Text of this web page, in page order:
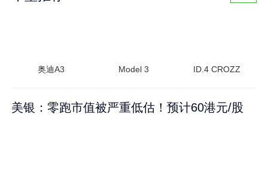
奥迪A3 Model 3 ID.4 CROZZ
美银：零跑市值被严重低估！预计60港元/股